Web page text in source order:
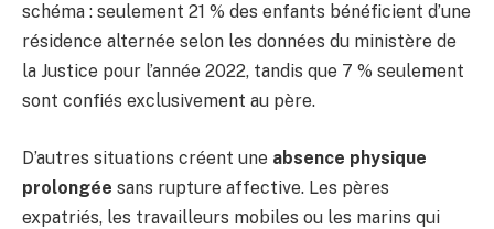
schéma : seulement 21 % des enfants bénéficient d’une
résidence alternée selon les données du ministère de
la Justice pour l’année 2022, tandis que 7 % seulement
sont confiés exclusivement au père.
D’autres situations créent une absence physique
prolongée sans rupture affective. Les pères
expatriés, les travailleurs mobiles ou les marins qui